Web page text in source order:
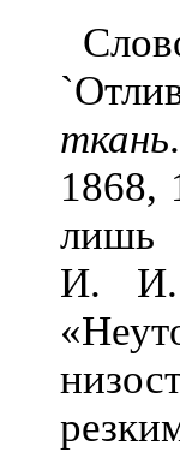
ткань
1868,
лишь
И. И.